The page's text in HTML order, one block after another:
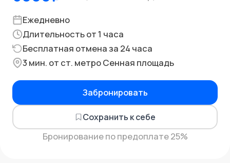
Ежедневно
Длительность от 1 часа
Бесплатная отмена за 24 часа
3 мин. от ст. метро Сенная площадь
Забронировать
Сохранить к себе
Бронирование по предоплате 25%